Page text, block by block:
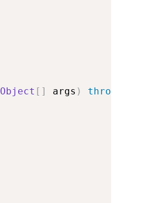
Object [ ] args ) throws